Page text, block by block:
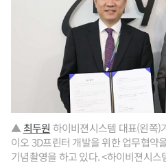
▲최두원 하이비젼시스템 대표(왼쪽)
이오 3D프린터 개발을 위한 업무협약
기념촬영을 하고 있다. <하이비젼시스